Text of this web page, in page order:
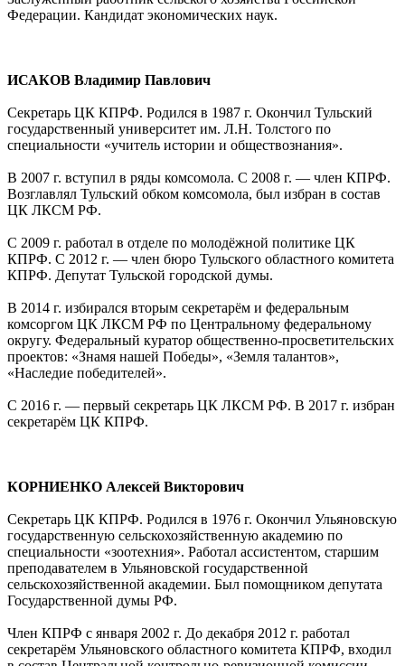
Федерации. Кандидат экономических наук.
ИСАКОВ Владимир Павлович
Секретарь ЦК КПРФ. Родился в 1987 г. Окончил Тульский
государственный университет им. Л.Н. Толстого по
специальности «учитель истории и обществознания».
В 2007 г. вступил в ряды комсомола. С 2008 г. — член КПРФ.
Возглавлял Тульский обком комсомола, был избран в состав
ЦК ЛКСМ РФ.
С 2009 г. работал в отделе по молодёжной политике ЦК
КПРФ. С 2012 г. — член бюро Тульского областного комитета
КПРФ. Депутат Тульской городской думы.
В 2014 г. избирался вторым секретарём и федеральным
комсоргом ЦК ЛКСМ РФ по Центральному федеральному
округу. Федеральный куратор общественно-просветительских
проектов: «Знамя нашей Победы», «Земля талантов»,
«Наследие победителей».
С 2016 г. — первый секретарь ЦК ЛКСМ РФ. В 2017 г. избран
секретарём ЦК КПРФ.
КОРНИЕНКО Алексей Викторович
Секретарь ЦК КПРФ. Родился в 1976 г. Окончил Ульяновскую
государственную сельскохозяйственную академию по
специальности «зоотехния». Работал ассистентом, старшим
преподавателем в Ульяновской государственной
сельскохозяйственной академии. Был помощником депутата
Государственной думы РФ.
Член КПРФ с января 2002 г. До декабря 2012 г. работал
секретарём Ульяновского областного комитета КПРФ, входил